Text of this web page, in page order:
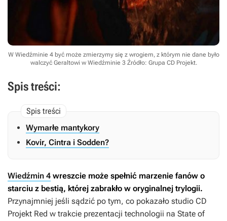
W Wiedźminie 4 być może zmierzymy się z wrogiem, z którym nie dane było
walczyć Geraltowi w Wiedźminie 3 Źródło: Grupa CD Projekt.
Spis treści:
Wymarłe mantykory
Kovir, Cintra i Sodden?
Wiedźmin 4 wreszcie może spełnić marzenie fanów o
starciu z bestią, której zabrakło w oryginalnej trylogii.
Przynajmniej jeśli sądzić po tym, co pokazało studio CD
Projekt Red w trakcie prezentacji technologii na State of